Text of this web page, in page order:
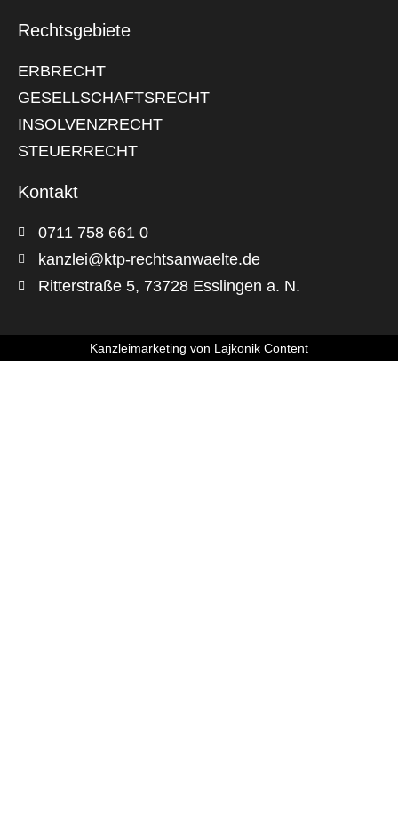
Rechtsgebiete
ERBRECHT
GESELLSCHAFTSRECHT
INSOLVENZRECHT
STEUERRECHT
Kontakt
0711 758 661 0
kanzlei@ktp-rechtsanwaelte.de
Ritterstraße 5, 73728 Esslingen a. N.
Kanzleimarketing von Lajkonik Content